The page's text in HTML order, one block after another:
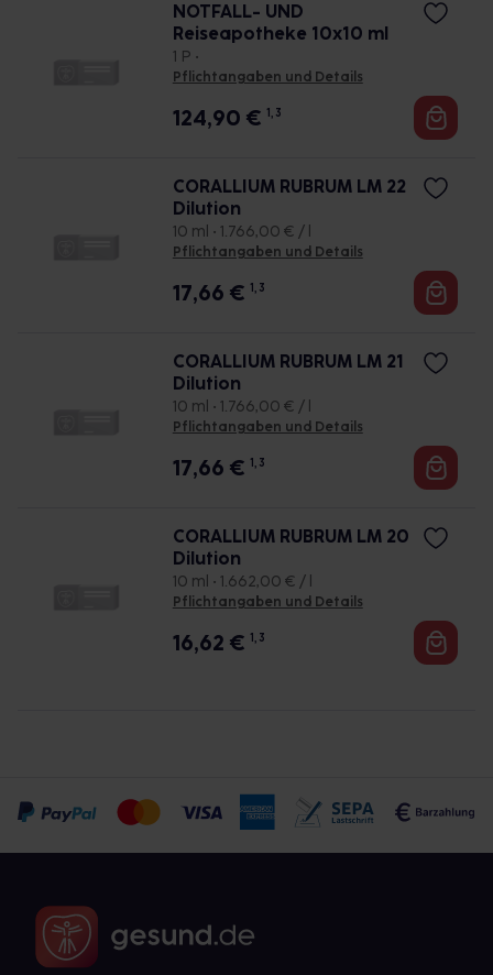
NOTFALL- UND
Reiseapotheke 10x10 ml
1 P •
Pflichtangaben und Details
124,90 € 1, 3
CORALLIUM RUBRUM LM 22
Dilution
10 ml • 1.766,00 € / l
Pflichtangaben und Details
17,66 € 1, 3
CORALLIUM RUBRUM LM 21
Dilution
10 ml • 1.766,00 € / l
Pflichtangaben und Details
17,66 € 1, 3
CORALLIUM RUBRUM LM 20
Dilution
10 ml • 1.662,00 € / l
Pflichtangaben und Details
16,62 € 1, 3